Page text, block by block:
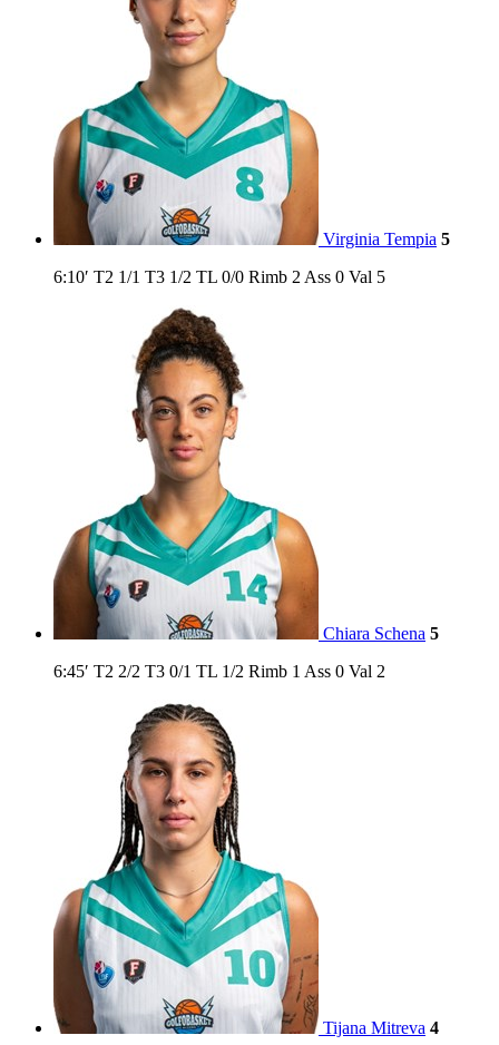
Virginia Tempia 5
6:10′ T2 1/1 T3 1/2 TL 0/0 Rimb 2 Ass 0 Val 5
Chiara Schena 5
6:45′ T2 2/2 T3 0/1 TL 1/2 Rimb 1 Ass 0 Val 2
Tijana Mitreva 4